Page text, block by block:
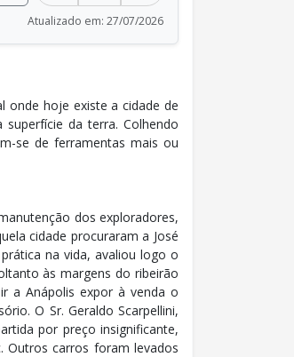
Atualizado em: 27/07/2026
onde hoje existe a cidade de
da terra. Colhendo
se de ferramentas mais ou
dos exploradores,
cidade procuraram a José
na vida, avaliou logo o
às margens do ribeirão
a Anápolis expor à venda o
O Sr. Geraldo Scarpellini,
por preço insignificante,
Outros carros foram levados